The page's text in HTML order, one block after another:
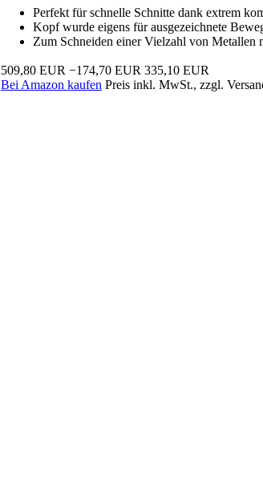
Perfekt für schnelle Schnitte dank extrem
Kopf wurde eigens für ausgezeichnete
Zum Schneiden einer Vielzahl von Metallen
509,80 EUR −174,70 EUR 335,10 EUR
Bei Amazon kaufen Preis inkl. MwSt., zzgl.